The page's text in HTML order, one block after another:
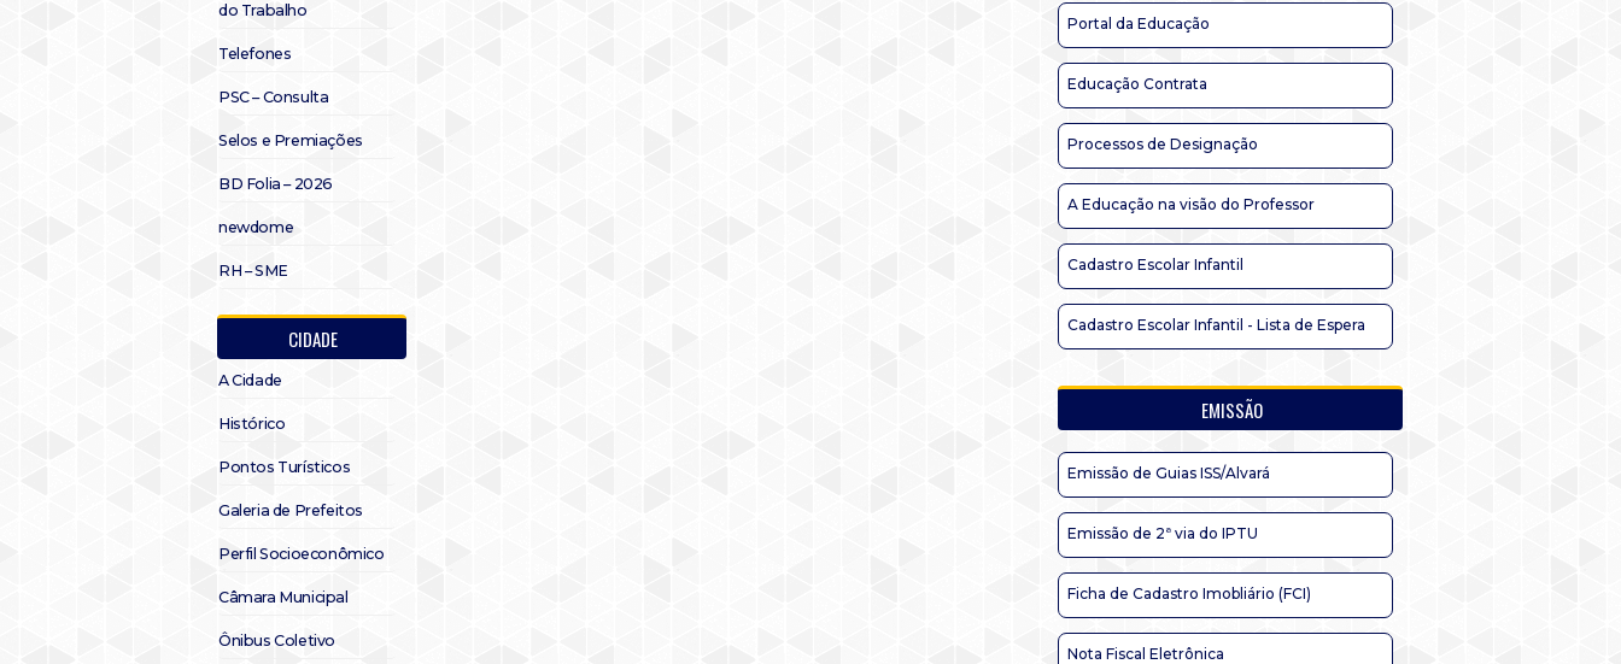
do Trabalho
Telefones
PSC – Consulta
Selos e Premiações
BD Folia – 2026
newdome
RH – SME
CIDADE
A Cidade
Histórico
Pontos Turísticos
Galeria de Prefeitos
Perfil Socioeconômico
Câmara Municipal
Ônibus Coletivo
Portal da Educação
Educação Contrata
Processos de Designação
A Educação na visão do Professor
Cadastro Escolar Infantil
Cadastro Escolar Infantil - Lista de Espera
EMISSÃO
Emissão de Guias ISS/Alvará
Emissão de 2ª via do IPTU
Ficha de Cadastro Imobliário (FCI)
Nota Fiscal Eletrônica